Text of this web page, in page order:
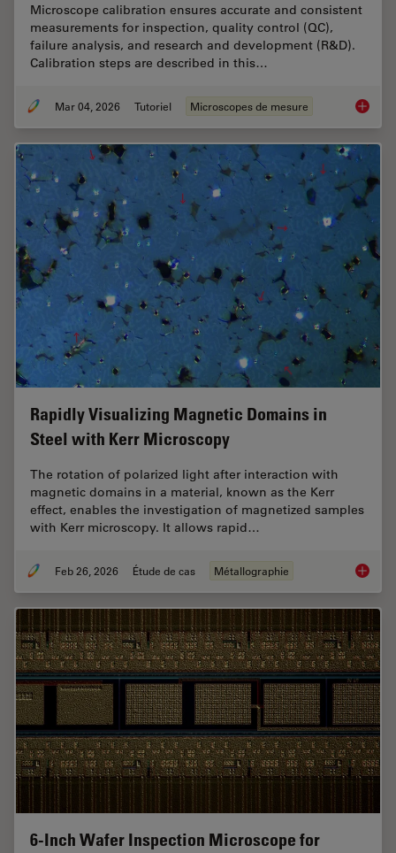
Microscope calibration ensures accurate and consistent
measurements for inspection, quality control (QC),
failure analysis, and research and development (R&D).
Calibration steps are described in this…
Mar 04, 2026 Tutoriel Microscopes de mesure
Rapidly Visualizing Magnetic Domains in
Steel with Kerr Microscopy
The rotation of polarized light after interaction with
magnetic domains in a material, known as the Kerr
effect, enables the investigation of magnetized samples
with Kerr microscopy. It allows rapid…
Feb 26, 2026 Étude de cas Métallographie
6-Inch Wafer Inspection Microscope for